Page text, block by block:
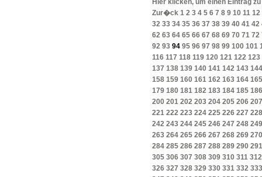
Hier klicken, um einen Eintrag
Zur�ck 1 2 3 4 5 6 7 8 9 10 11 12
32 33 34 35 36 37 38 39 40 41 42
62 63 64 65 66 67 68 69 70 71 72
92 93 94 95 96 97 98 99 100 101
116 117 118 119 120 121 122 123
137 138 139 140 141 142 143 144
158 159 160 161 162 163 164 165
179 180 181 182 183 184 185 186
200 201 202 203 204 205 206 207
221 222 223 224 225 226 227 228
242 243 244 245 246 247 248 249
263 264 265 266 267 268 269 270
284 285 286 287 288 289 290 291
305 306 307 308 309 310 311 312
326 327 328 329 330 331 332 333